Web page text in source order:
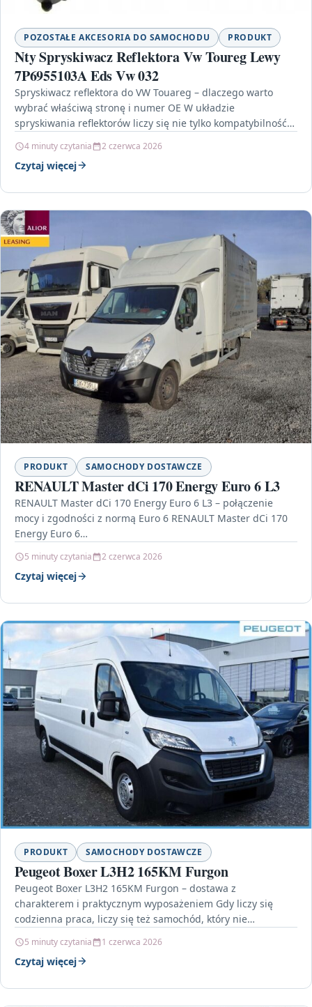
POZOSTAŁE AKCESORIA DO SAMOCHODU PRODUKT
Nty Spryskiwacz Reflektora Vw Toureg Lewy
7P6955103A Eds Vw 032
Spryskiwacz reflektora do VW Touareg – dlaczego warto
wybrać właściwą stronę i numer OE W układzie
spryskiwania reflektorów liczy się nie tylko kompatybilność
4 minuty czytania 2 czerwca 2026
Czytaj więcej
PRODUKT SAMOCHODY DOSTAWCZE
RENAULT Master dCi 170 Energy Euro 6 L3
RENAULT Master dCi 170 Energy Euro 6 L3 – połączenie
mocy i zgodności z normą Euro 6 RENAULT Master dCi 170
Energy Euro 6…
5 minuty czytania 2 czerwca 2026
Czytaj więcej
PRODUKT SAMOCHODY DOSTAWCZE
Peugeot Boxer L3H2 165KM Furgon
Peugeot Boxer L3H2 165KM Furgon – dostawa z
charakterem i praktycznym wyposażeniem Gdy liczy się
codzienna praca, liczy się też samochód, który nie
5 minuty czytania 1 czerwca 2026
Czytaj więcej